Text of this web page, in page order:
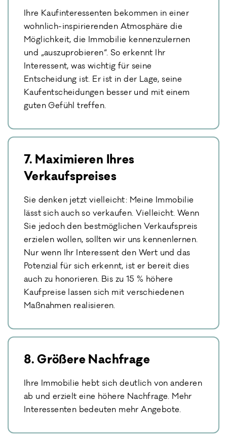
Ihre Kaufinteressenten bekommen in einer
wohnlich-inspirierenden Atmosphäre die
Möglichkeit, die Immobilie kennenzulernen
und „auszuprobieren“. So erkennt Ihr
Interessent, was wichtig für seine
Entscheidung ist. Er ist in der Lage, seine
Kaufentscheidungen besser und mit einem
guten Gefühl treffen.
7. Maximieren Ihres
Verkaufspreises
Sie denken jetzt vielleicht: Meine Immobilie
lässt sich auch so verkaufen. Vielleicht. Wenn
Sie jedoch den bestmöglichen Verkaufspreis
erzielen wollen, sollten wir uns kennenlernen.
Nur wenn Ihr Interessent den Wert und das
Potenzial für sich erkennt, ist er bereit dies
auch zu honorieren. Bis zu 15 % höhere
Kaufpreise lassen sich mit verschiedenen
Maßnahmen realisieren.
8. Größere Nachfrage
Ihre Immobilie hebt sich deutlich von anderen
ab und erzielt eine höhere Nachfrage. Mehr
Interessenten bedeuten mehr Angebote.